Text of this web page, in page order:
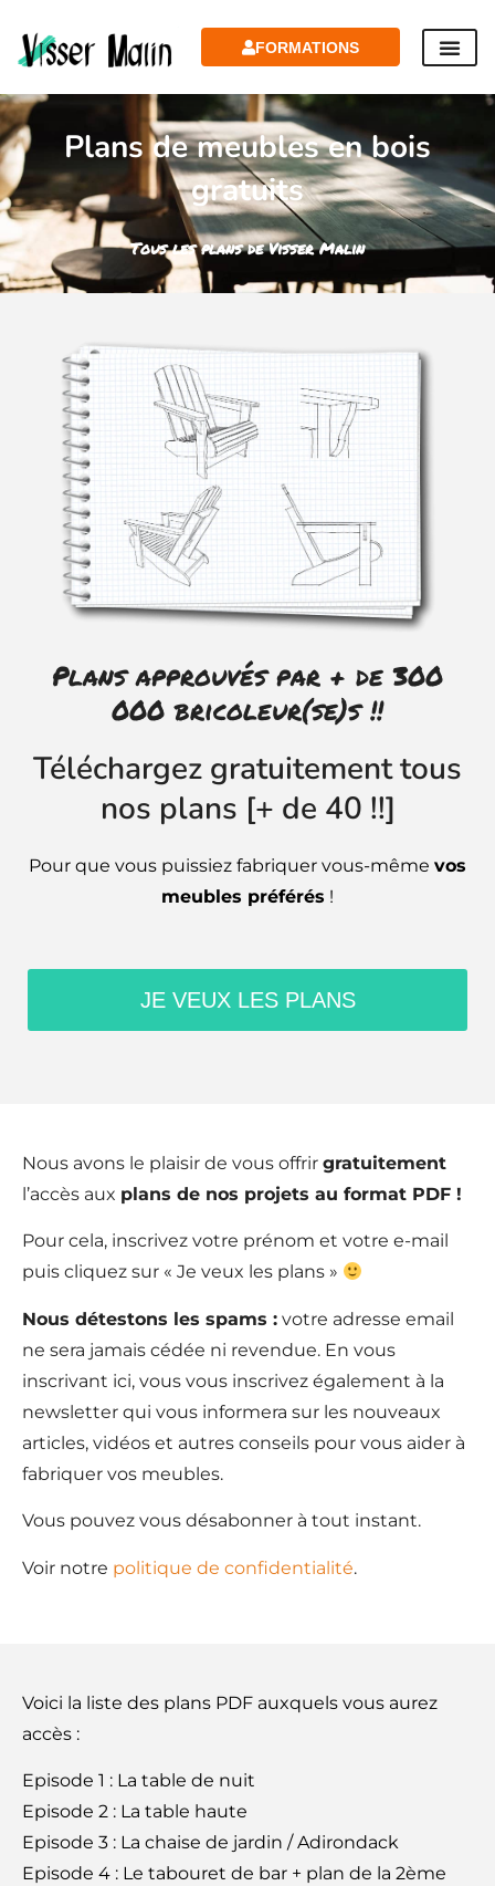
FORMATIONS
Plans de meubles en bois
gratuits
Tous les plans de Visser Malin
Plans approuvés par + de 300
000 bricoleur(se)s !!
Téléchargez gratuitement tous
nos plans [+ de 40 !!]
Pour que vous puissiez fabriquer vous-même vos
meubles préférés !
Nous avons le plaisir de vous offrir gratuitement
l’accès aux plans de nos projets au format PDF !
Pour cela, inscrivez votre prénom et votre e-mail
puis cliquez sur « Je veux les plans »
Nous détestons les spams : votre adresse email
ne sera jamais cédée ni revendue. En vous
inscrivant ici, vous vous inscrivez également à la
newsletter qui vous informera sur les nouveaux
articles, vidéos et autres conseils pour vous aider à
fabriquer vos meubles.
Vous pouvez vous désabonner à tout instant.
Voir notre politique de confidentialité.
Voici la liste des plans PDF auxquels vous aurez
accès :
Episode 1 : La table de nuit
Episode 2 : La table haute
Episode 3 : La chaise de jardin / Adirondack
Episode 4 : Le tabouret de bar + plan de la 2ème